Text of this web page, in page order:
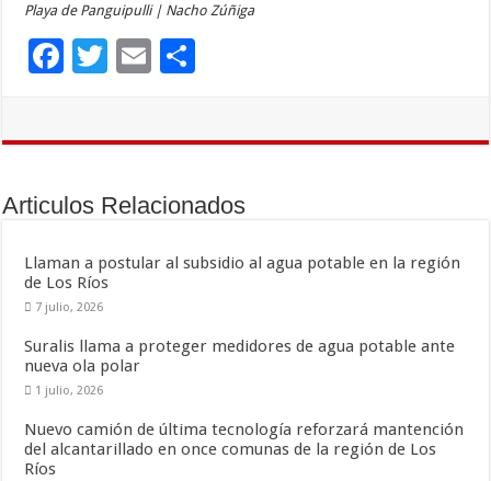
Playa de Panguipulli | Nacho Zúñiga
F
o
k
T
E
ar
r
Articulos Relacionados
Llaman a postular al subsidio al agua potable en la región
de Los Ríos
7 julio, 2026
Suralis llama a proteger medidores de agua potable ante
nueva ola polar
1 julio, 2026
Nuevo camión de última tecnología reforzará mantención
del alcantarillado en once comunas de la región de Los
Ríos